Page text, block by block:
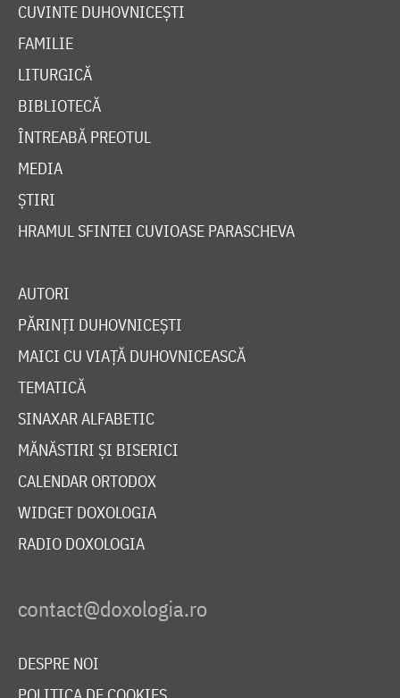
CUVINTE DUHOVNICEȘTI
FAMILIE
LITURGICĂ
BIBLIOTECĂ
ÎNTREABĂ PREOTUL
MEDIA
ȘTIRI
HRAMUL SFINTEI CUVIOASE PARASCHEVA
AUTORI
PĂRINȚI DUHOVNICEȘTI
MAICI CU VIAȚĂ DUHOVNICEASCĂ
TEMATICĂ
SINAXAR ALFABETIC
MĂNĂSTIRI ȘI BISERICI
CALENDAR ORTODOX
WIDGET DOXOLOGIA
RADIO DOXOLOGIA
DESPRE NOI